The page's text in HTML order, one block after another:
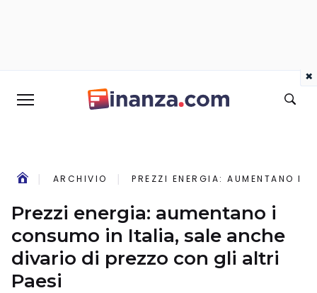
ARCHIVIO PREZZI ENERGIA: AUMENTANO I
Prezzi energia: aumentano i
consumo in Italia, sale anche
divario di prezzo con gli altri
Paesi
×